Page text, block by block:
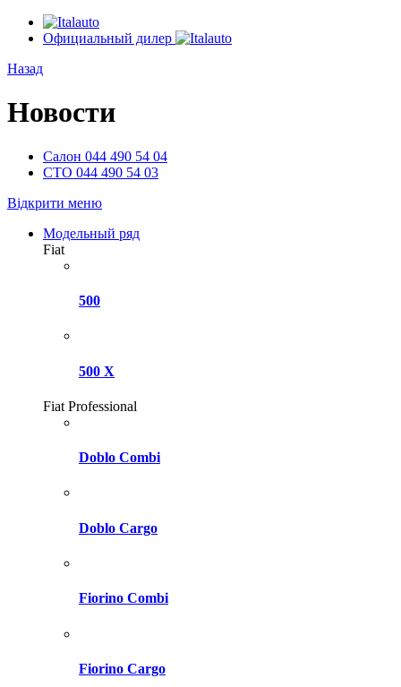
Официальный дилер
Назад
Новости
Салон 044 490 54 04
СТО 044 490 54 03
Відкрити меню
Модельный ряд
Fiat
500
500 X
Fiat Professional
Doblo Combi
Doblo Cargo
Fiorino Combi
Fiorino Cargo